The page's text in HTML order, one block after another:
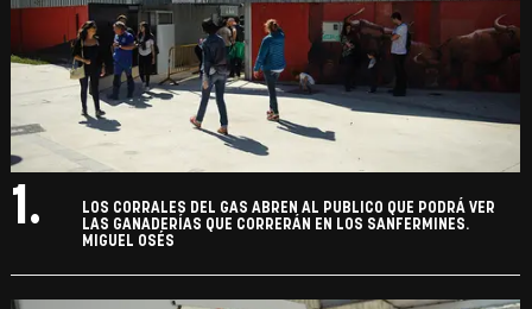
1.
LOS CORRALES DEL GAS ABREN AL PUBLICO QUE PODRÁ VER
LAS GANADERÍAS QUE CORRERÁN EN LOS SANFERMINES.
MIGUEL OSÉS